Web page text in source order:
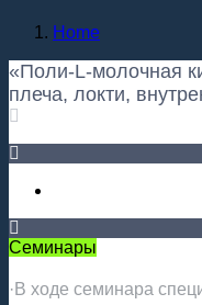
Home
«Поли-L-молочная
плеча, локти,
Семинары
·В ходе семинара